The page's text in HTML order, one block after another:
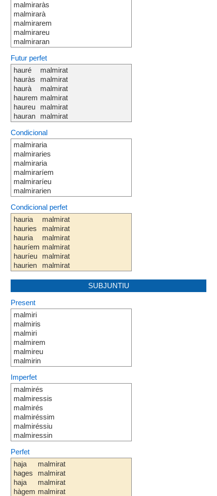
malmiraràs
malmirarà
malmirarem
malmirareu
malmiraran
Futur perfet
hauré
hauràs
haurà
haurem
haureu
hauran
malmirat
malmirat
malmirat
malmirat
malmirat
malmirat
Condicional
malmiraria
malmiraries
malmiraria
malmiraríem
malmiraríeu
malmirarien
Condicional perfet
hauria
hauries
hauria
hauríem
hauríeu
haurien
malmirat
malmirat
malmirat
malmirat
malmirat
malmirat
SUBJUNTIU
Present
malmiri
malmiris
malmiri
malmirem
malmireu
malmirin
Imperfet
malmirés
malmiressis
malmirés
malmiréssim
malmiréssiu
malmiressin
Perfet
haja
hages
haja
hàgem
malmirat
malmirat
malmirat
malmirat